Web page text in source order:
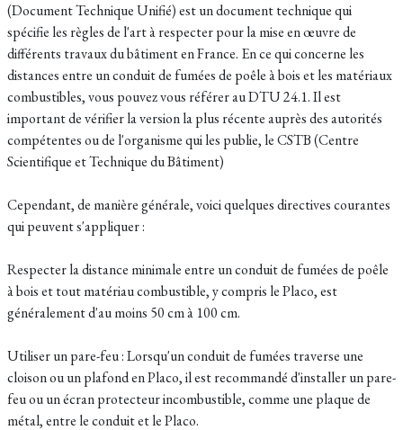
(Document Technique Unifié) est un document technique qui
spécifie les règles de l'art à respecter pour la mise en œuvre de
différents travaux du bâtiment en France. En ce qui concerne les
distances entre un conduit de fumées de poêle à bois et les matériaux
combustibles, vous pouvez vous référer au DTU 24.1. Il est
important de vérifier la version la plus récente auprès des autorités
compétentes ou de l'organisme qui les publie, le CSTB (Centre
Scientifique et Technique du Bâtiment)
Cependant, de manière générale, voici quelques directives courantes
qui peuvent s'appliquer :
Respecter la distance minimale entre un conduit de fumées de poêle
à bois et tout matériau combustible, y compris le Placo, est
généralement d'au moins 50 cm à 100 cm.
Utiliser un pare-feu : Lorsqu'un conduit de fumées traverse une
cloison ou un plafond en Placo, il est recommandé d'installer un pare-
feu ou un écran protecteur incombustible, comme une plaque de
métal, entre le conduit et le Placo.